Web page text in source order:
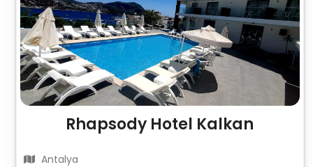
Rhapsody Hotel Kalkan
Antalya